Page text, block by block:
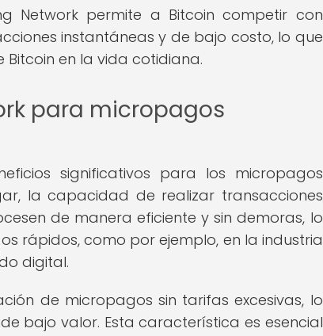
Network permite a Bitcoin competir con
instantáneas y de bajo costo, lo que
en la vida cotidiana.
para micropagos
significativos para los micropagos
la capacidad de realizar transacciones
de manera eficiente y sin demoras, lo
rápidos, como por ejemplo, en la industria
digital.
de micropagos sin tarifas excesivas, lo
bajo valor. Esta característica es esencial